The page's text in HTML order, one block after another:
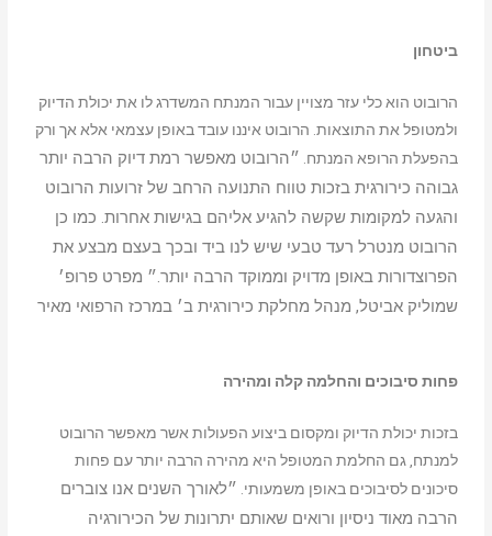
ביטחון
הרובוט הוא כלי עזר מצויין עבור המנתח המשדרג לו את יכולת הדיוק
ולמטופל את התוצאות. הרובוט איננו עובד באופן עצמאי אלא אך ורק
בהפעלת הרופא המנתח. ״הרובוט מאפשר רמת דיוק הרבה יותר
גבוהה כירורגית בזכות טווח התנועה הרחב של זרועות הרובוט
והגעה למקומות שקשה להגיע אליהם בגישות אחרות. כמו כן
הרובוט מנטרל רעד טבעי שיש לנו ביד ובכך בעצם מבצע את
הפרוצדורות באופן מדויק וממוקד הרבה יותר.״ מפרט פרופ׳
שמוליק אביטל, מנהל מחלקת כירורגית ב׳ במרכז הרפואי מאיר
פחות סיבוכים והחלמה קלה ומהירה
בזכות יכולת הדיוק ומקסום ביצוע הפעולות אשר מאפשר הרובוט
למנתח, גם החלמת המטופל היא מהירה הרבה יותר עם פחות
סיכונים לסיבוכים באופן משמעותי. ״לאורך השנים אנו צוברים
הרבה מאוד ניסיון ורואים שאותם יתרונות של הכירורגיה